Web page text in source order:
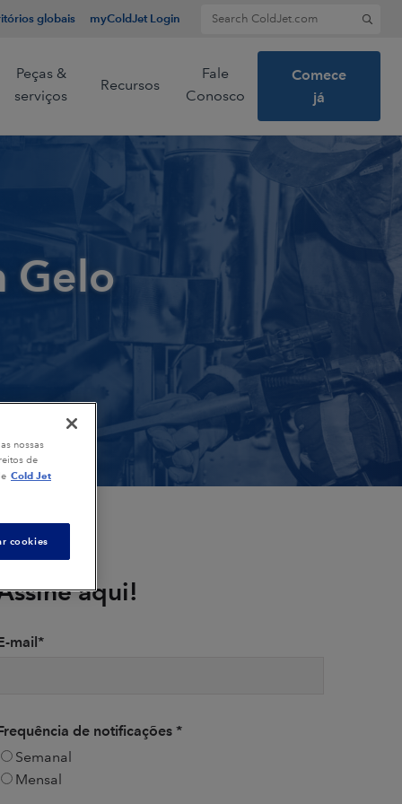
globais myColdJet Login Search for:
Peças &
serviços
Recursos
Fale
Conosco
Comece
já
Gelo
aqui!
mail *
de notificações *
Semanal
Mensal
nossas
de
Cold Jet
cookies